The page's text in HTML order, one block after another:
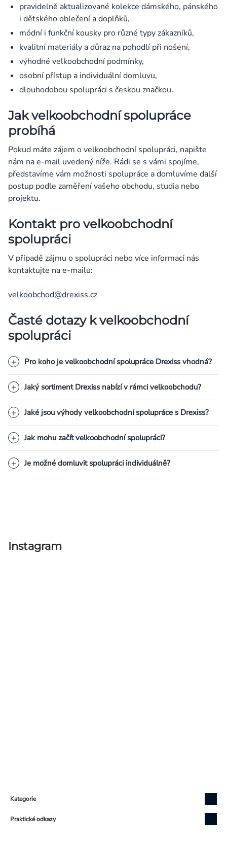
pravidelně aktualizované kolekce dámského, pánského
i dětského oblečení a doplňků,
módní i funkční kousky pro různé typy zákazníků,
kvalitní materiály a důraz na pohodlí při nošení,
výhodné velkoobchodní podmínky,
osobní přístup a individuální domluvu,
dlouhodobou spolupráci s českou značkou.
Jak velkoobchodní spolupráce
probíhá
Pokud máte zájem o velkoobchodní spolupráci, napište
nám na e-mail uvedený níže. Rádi se s vámi spojíme,
představíme vám možnosti spolupráce a domluvíme další
postup podle zaměření vašeho obchodu, studia nebo
projektu.
Kontakt pro velkoobchodní
spolupráci
V případě zájmu o spolupráci nebo více informací nás
kontaktujte na e-mailu:
velkoobchod@drexiss.cz
Časté dotazy k velkoobchodní
spolupráci
Pro koho je velkoobchodní spolupráce Drexiss vhodná?
Jaký sortiment Drexiss nabízí v rámci velkoobchodu?
Jaké jsou výhody velkoobchodní spolupráce s Drexiss?
Jak mohu začít velkoobchodní spolupráci?
Je možné domluvit spolupráci individuálně?
Instagram
Kategorie
Praktické odkazy